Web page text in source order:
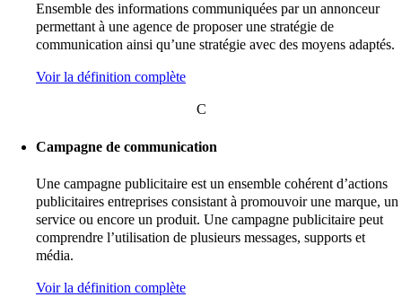
Ensemble des informations communiquées par un annonceur
permettant à une agence de proposer une stratégie de
communication ainsi qu’une stratégie avec des moyens adaptés.
Voir la définition complète
C
Campagne de communication
Une campagne publicitaire est un ensemble cohérent d’actions
publicitaires entreprises consistant à promouvoir une marque, un
service ou encore un produit. Une campagne publicitaire peut
comprendre l’utilisation de plusieurs messages, supports et
média.
Voir la définition complète